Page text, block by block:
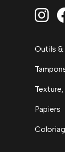

Outils
Papiers